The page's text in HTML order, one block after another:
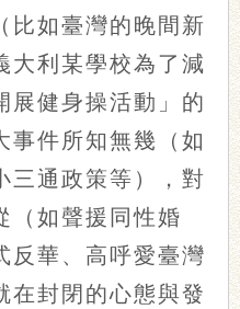
比如臺灣的晚間新
大利某學校為了減
展健身操活動」的
事件所知無幾（如
三通政策等），對
（如聲援同性婚
反華、高呼愛臺灣
在封閉的心態與發